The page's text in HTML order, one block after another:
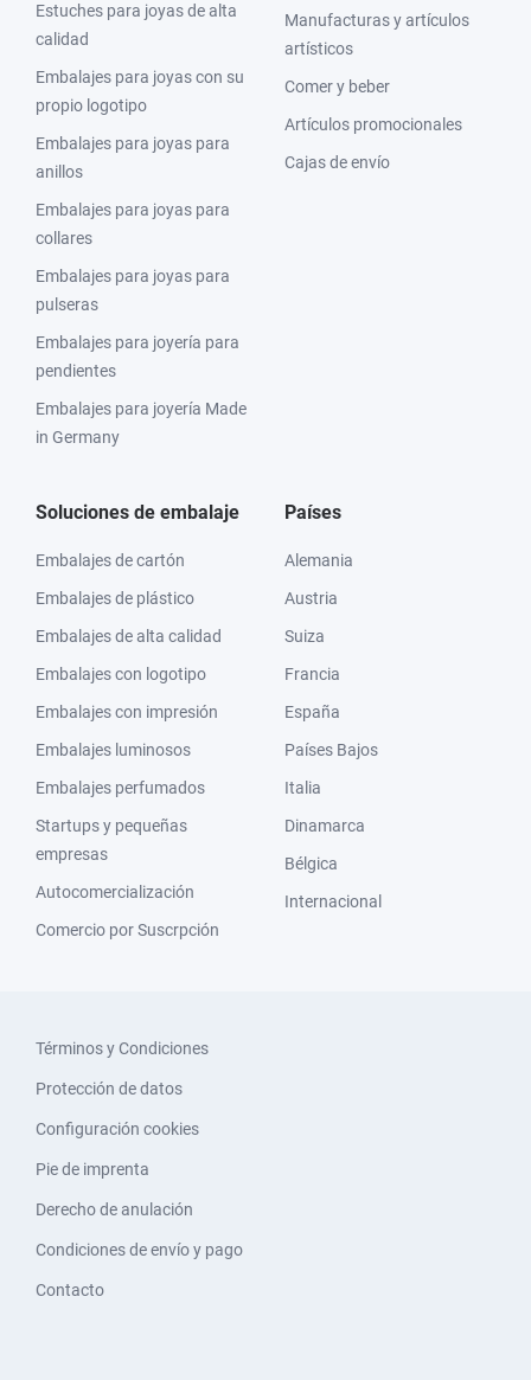
Estuches para joyas de alta
calidad
Embalajes para joyas con su
propio logotipo
Embalajes para joyas para
anillos
Embalajes para joyas para
collares
Embalajes para joyas para
pulseras
Embalajes para joyería para
pendientes
Embalajes para joyería Made
in Germany
Manufacturas y artículos
artísticos
Comer y beber
Artículos promocionales
Cajas de envío
Soluciones de embalaje
Embalajes de cartón
Embalajes de plástico
Embalajes de alta calidad
Embalajes con logotipo
Embalajes con impresión
Embalajes luminosos
Embalajes perfumados
Startups y pequeñas
empresas
Autocomercialización
Comercio por Suscrpción
Países
Alemania
Austria
Suiza
Francia
España
Países Bajos
Italia
Dinamarca
Bélgica
Internacional
Términos y Condiciones
Protección de datos
Configuración cookies
Pie de imprenta
Derecho de anulación
Condiciones de envío y pago
Contacto